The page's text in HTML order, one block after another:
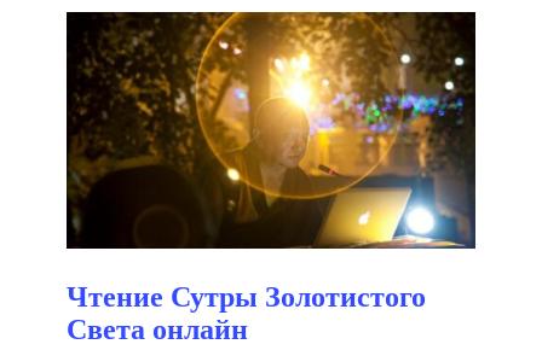
Чтение Сутры Золотистого
Света онлайн